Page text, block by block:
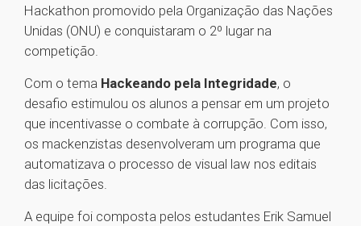
Hackathon promovido pela Organização das Nações
Unidas (ONU) e conquistaram o 2º lugar na
competição.
Com o tema Hackeando pela Integridade, o
desafio estimulou os alunos a pensar em um projeto
que incentivasse o combate à corrupção. Com isso,
os mackenzistas desenvolveram um programa que
automatizava o processo de visual law nos editais
das licitações.
A equipe foi composta pelos estudantes Erik Samuel